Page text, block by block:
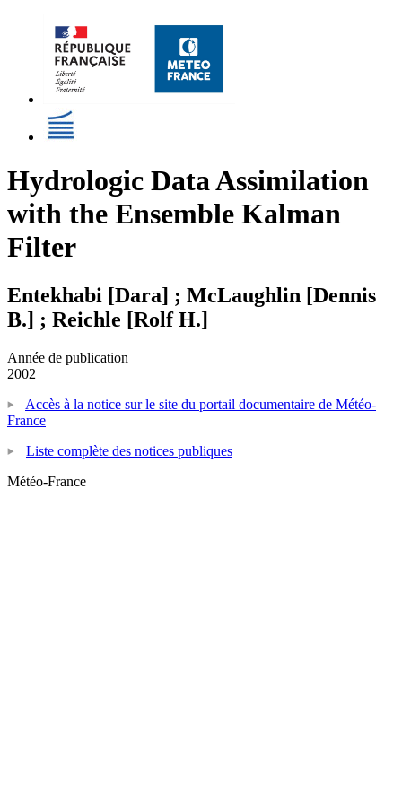
Hydrologic Data Assimilation
with the Ensemble Kalman
Filter
Entekhabi [Dara] ; McLaughlin [Dennis
B.] ; Reichle [Rolf H.]
Année de publication
2002
Accès à la notice sur le site du portail documentaire de Météo-
France
Liste complète des notices publiques
Météo-France